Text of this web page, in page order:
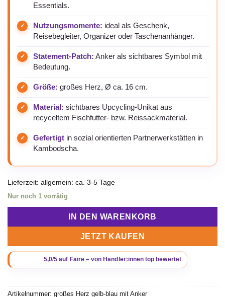
Essentials.
Nutzungsmomente: ideal als Geschenk,
Reisebegleiter, Organizer oder Taschenanhänger.
Statement-Patch: Anker als sichtbares Symbol mit
Bedeutung.
Größe: großes Herz, Ø ca. 16 cm.
Material: sichtbares Upcycling-Unikat aus
recyceltem Fischfutter- bzw. Reissackmaterial.
Gefertigt in sozial orientierten Partnerwerkstätten in
Kambodscha.
Lieferzeit: allgemein: ca. 3-5 Tage
Nur noch 1 vorrätig
IN DEN WARENKORB
JETZT KAUFEN
Artikelnummer: großes Herz gelb-blau mit Anker